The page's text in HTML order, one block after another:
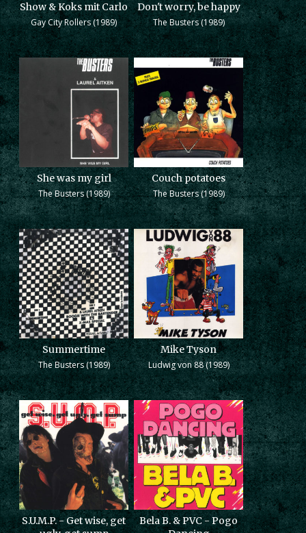
Show & Koks mit Carlo
Gay City Rollers (1989)
Don't worry, be happy
The Busters (1989)
She was my girl
The Busters (1989)
Couch potatoes
The Busters (1989)
Summertime
The Busters (1989)
Mike Tyson
Ludwig von 88 (1989)
S.U.M.P. - Get wise, get
Bela B. & PVC - Pogo